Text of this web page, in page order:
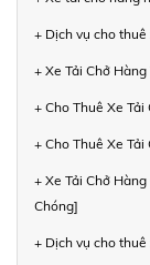
+ Dịch vụ cho
+ Xe Tải Chở
+ Cho Thuê Xe Tải
+ Cho Thuê Xe
+ Xe Tải Chở
Chóng]
+ Dịch vụ cho